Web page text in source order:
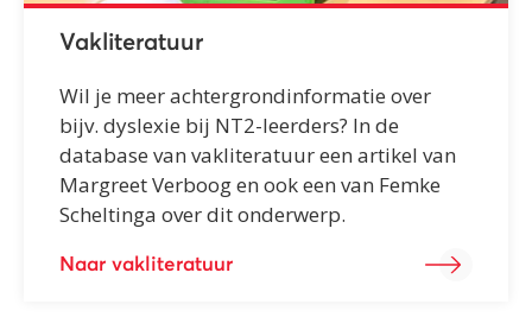
Vakliteratuur
Wil je meer achtergrondinformatie over
bijv. dyslexie bij NT2-leerders? In de
database van vakliteratuur een artikel van
Margreet Verboog en ook een van Femke
Scheltinga over dit onderwerp.
Naar vakliteratuur